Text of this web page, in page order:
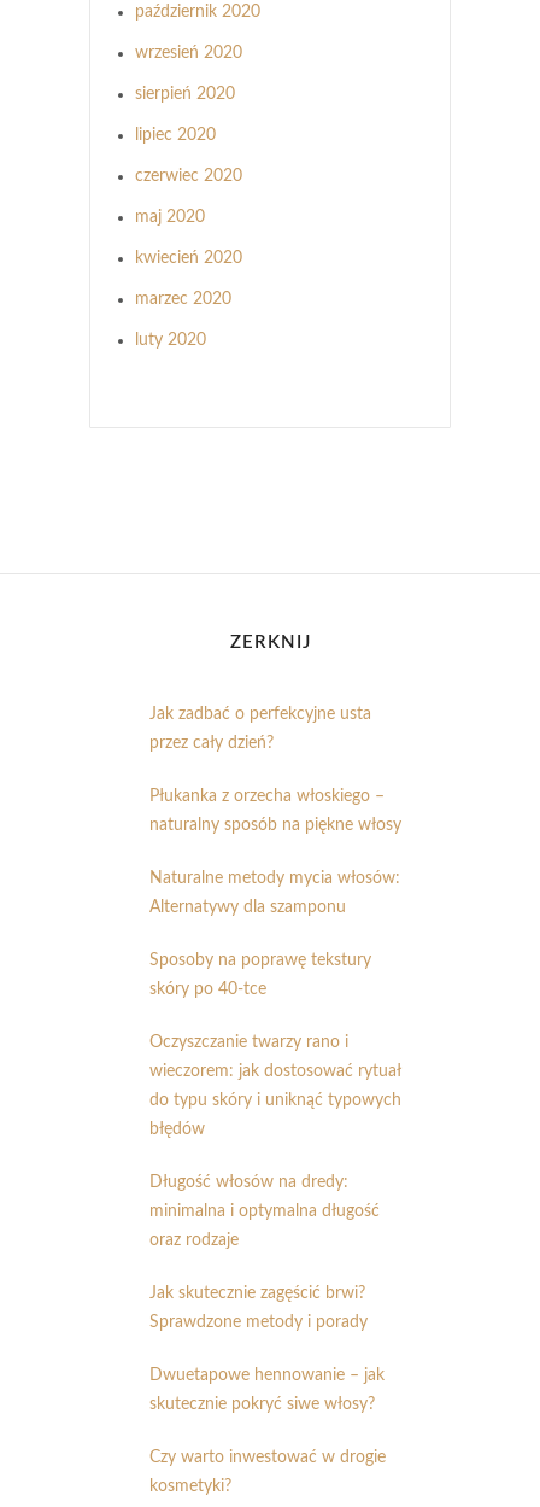
październik 2020
wrzesień 2020
sierpień 2020
lipiec 2020
czerwiec 2020
maj 2020
kwiecień 2020
marzec 2020
luty 2020
ZERKNIJ
Jak zadbać o perfekcyjne usta
przez cały dzień?
Płukanka z orzecha włoskiego –
naturalny sposób na piękne włosy
Naturalne metody mycia włosów:
Alternatywy dla szamponu
Sposoby na poprawę tekstury
skóry po 40-tce
Oczyszczanie twarzy rano i
wieczorem: jak dostosować rytuał
do typu skóry i uniknąć typowych
błędów
Długość włosów na dredy:
minimalna i optymalna długość
oraz rodzaje
Jak skutecznie zagęścić brwi?
Sprawdzone metody i porady
Dwuetapowe hennowanie – jak
skutecznie pokryć siwe włosy?
Czy warto inwestować w drogie
kosmetyki?